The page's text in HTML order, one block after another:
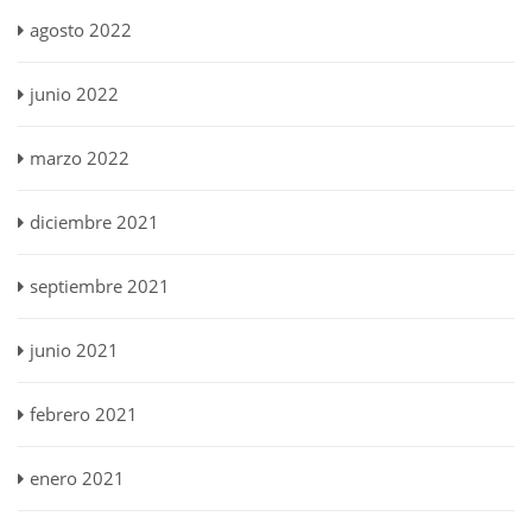
agosto 2022
junio 2022
marzo 2022
diciembre 2021
septiembre 2021
junio 2021
febrero 2021
enero 2021